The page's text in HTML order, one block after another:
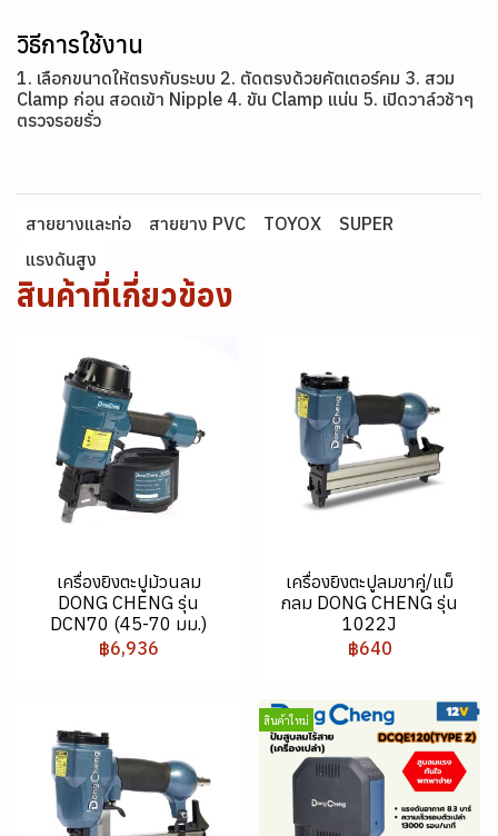
วิธีการใช้งาน
1. เลือกขนาดให้ตรงกับระบบ 2. ตัดตรงด้วยคัตเตอร์คม 3. สวม
Clamp ก่อน สอดเข้า Nipple 4. ขัน Clamp แน่น 5. เปิดวาล์วช้าๆ
ตรวจรอยรั่ว
สายยางและท่อ สายยาง PVC TOYOX
SUPER
แรงดันสูง
สินค้าที่เกี่ยวข้อง
เครื่องยิงตะปูม้วนลม
DONG CHENG รุ่น
DCN70 (45-70 มม.)
฿6,936
เครื่องยิงตะปูลมขาคู่/แม็
กลม DONG CHENG รุ่น
1022J
฿640
สินค้าใหม่